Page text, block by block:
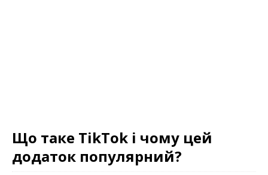
Що таке TikTok і чому цей
додаток популярний?